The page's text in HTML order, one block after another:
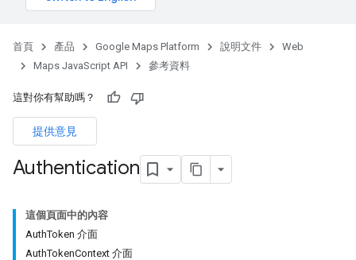
首頁 產品 Google Maps Platform 說明文件
Web
Maps JavaScript API
參考資料
這對你有幫助嗎？
提供意見
Authentication
這個頁面中的內容
AuthToken 介面
AuthTokenContext 介面